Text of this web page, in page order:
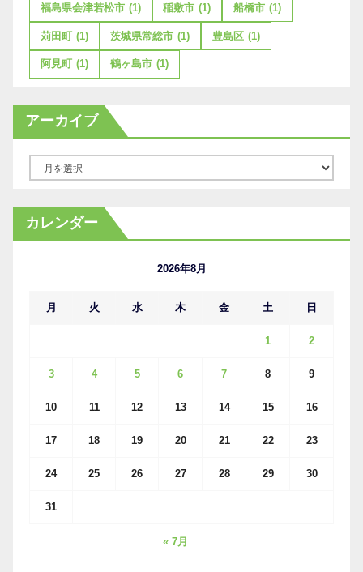
福島県会津若松市 (1) 稲敷市 (1) 船橋市 (1)
苅田町 (1) 茨城県常総市 (1) 豊島区 (1)
阿見町 (1) 鶴ヶ島市 (1)
アーカイブ
カ
イ
カレンダー
2026年8月
月 火 水 木 金 土 日
1 2
3 4 5 6 7 8 9
10 11 12 13 14 15 16
17 18 19 20 21 22 23
24 25 26 27 28 29 30
31
« 7月